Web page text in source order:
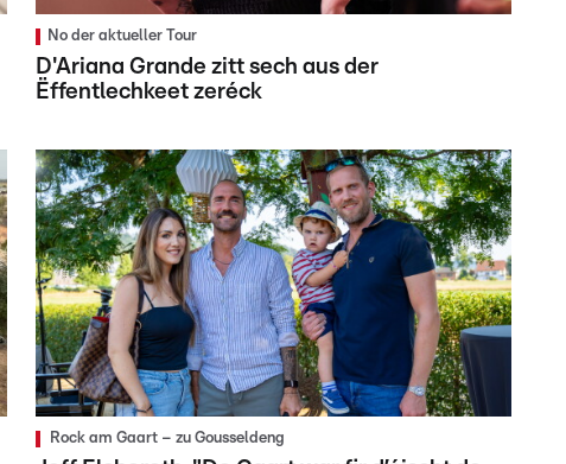
No der aktueller Tour
D'Ariana Grande zitt sech aus der
Ëffentlechkeet zeréck
Rock am Gaart – zu Gousseldeng